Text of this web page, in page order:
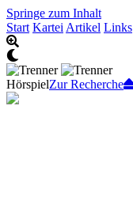
Springe zum Inhalt
Start Kartei Artikel Links
HörspielZur Recherche